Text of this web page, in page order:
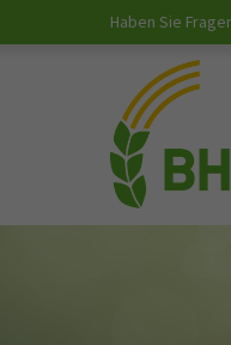
Login
Benutzername
Haben Sie